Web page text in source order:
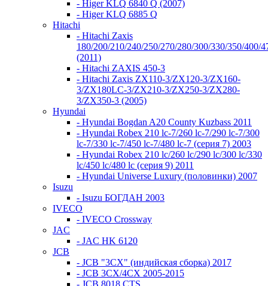
- Higer KLQ 6840 Q (2007)
- Higer KLQ 6885 Q
Hitachi
- Hitachi Zaxis
180/200/210/240/250/270/280/300/330/350/400/
(2011)
- Hitachi ZAXIS 450-3
- Hitachi Zaxis ZX110-3/ZX120-3/ZX160-
3/ZX180LC-3/ZX210-3/ZX250-3/ZX280-
3/ZX350-3 (2005)
Hyundai
- Hyundai Bogdan A20 County Kuzbass 2011
- Hyundai Robex 210 lc-7/260 lc-7/290 lc-7/300
lc-7/330 lc-7/450 lc-7/480 lc-7 (серия 7) 2003
- Hyundai Robex 210 lc/260 lc/290 lc/300 lc/330
lc/450 lc/480 lc (серия 9) 2011
- Hyundai Universe Luxury (половинки) 2007
Isuzu
- Isuzu БОГДАН 2003
IVECO
- IVECO Crossway
JAC
- JAC HK 6120
JCB
- JCB "3СХ" (индийская сборка) 2017
- JCB 3СХ/4СХ 2005-2015
- JCB 8018 CTS